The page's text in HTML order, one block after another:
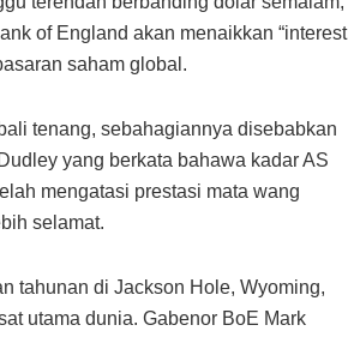
of England akan menaikkan “interest
saham global.
tenang, sebahagiannya disebabkan
yang berkata bahawa kadar AS
mengatasi prestasi mata wang
selamat.
tahunan di Jackson Hole, Wyoming,
utama dunia. Gabenor BoE Mark